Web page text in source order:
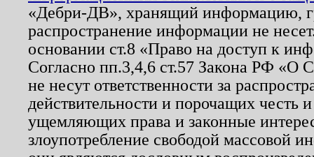
«Дебри-ДВ», хранящий информацию,
распространение информации не
основании ст.8 «Право на доступ к
Согласно пп.3,4,6 ст.57 Закона РФ «О
не несут ответственности за
действительности и порочащих честь
ущемляющих права и законные
злоупотребление свободой массовой